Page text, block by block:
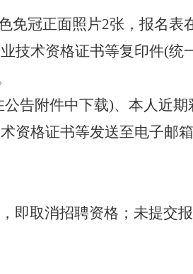
免冠正面照片2张，报名表
技术资格证书等复印件(统
公告附件中下载)、本人近
资格证书等发送至电子邮
即取消招聘资格；未提交